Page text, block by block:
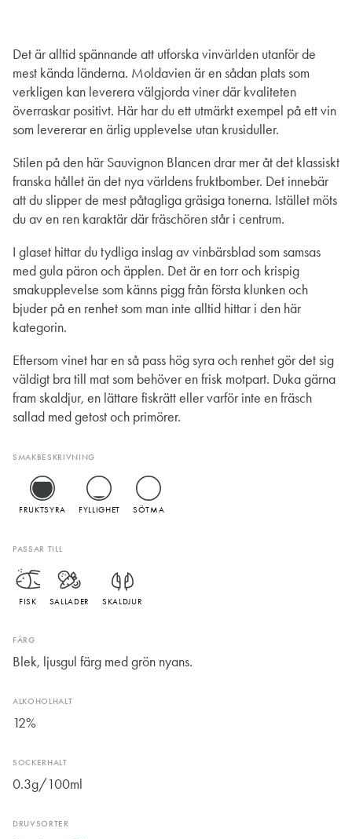
Det är alltid spännande att utforska vinvärlden utanför de
mest kända länderna. Moldavien är en sådan plats som
verkligen kan leverera välgjorda viner där kvaliteten
överraskar positivt. Här har du ett utmärkt exempel på ett vin
som levererar en ärlig upplevelse utan krusiduller.
Stilen på den här Sauvignon Blancen drar mer åt det klassiskt
franska hållet än det nya världens fruktbomber. Det innebär
att du slipper de mest påtagliga gräsiga tonerna. Istället möts
du av en ren karaktär där fräschören står i centrum.
I glaset hittar du tydliga inslag av vinbärsblad som samsas
med gula päron och äpplen. Det är en torr och krispig
smakupplevelse som känns pigg från första klunken och
bjuder på en renhet som man inte alltid hittar i den här
kategorin.
Eftersom vinet har en så pass hög syra och renhet gör det sig
väldigt bra till mat som behöver en frisk motpart. Duka gärna
fram skaldjur, en lättare fiskrätt eller varför inte en fräsch
sallad med getost och primörer.
SMAKBESKRIVNING
FRUKTSYRA FYLLIGHET SÖTMA
PASSAR TILL
FISK SALLADER SKALDJUR
FÄRG
Blek, ljusgul färg med grön nyans.
ALKOHOLHALT
12%
SOCKERHALT
0.3g/100ml
DRUVSORTER